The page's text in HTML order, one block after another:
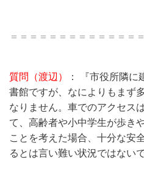
＝＝＝＝＝＝＝＝＝＝＝＝＝
質問（渡辺）
： 『市役所隣に
書館ですが、なによりもまず
なりません。車でのアクセス
て、高齢者や小中学生が歩き
ことを考えた場合、十分な安
るとは言い難い状況ではない